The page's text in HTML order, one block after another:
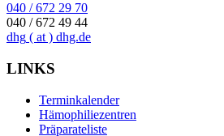
040 / 672 29 70
040 / 672 49 44
dhg ( at ) dhg.de
LINKS
Terminkalender
Hämophiliezentren
Präparateliste